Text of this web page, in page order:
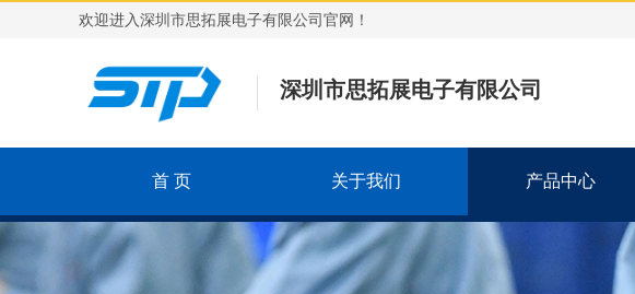
欢迎进入深圳市思拓展电子有限公司官网！
深圳市思拓展电子有限公司
首 页 关于我们 产品中心